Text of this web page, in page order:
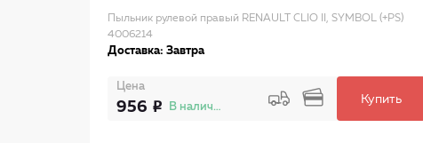
Пыльник рулевой правый RENAULT CLIO II, SYMBOL (+PS)
4006214
Доставка: Завтра
Цена
956 В наличии
Купить